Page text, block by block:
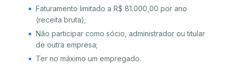
Faturamento limitado a R$ 81.000,00 por ano
(receita bruta);
Não participar como sócio, administrador ou titular
de outra empresa;
Ter no máximo um empregado.